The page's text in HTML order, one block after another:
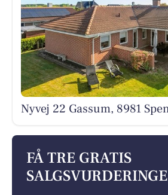
Nyvej 22 Gassum, 8981
FÅ TRE GRATIS